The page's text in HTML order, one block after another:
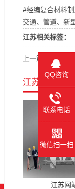
#经编复合材料
交通、管道、新
江苏相关标签：
上一篇： 江苏公
江苏相关产品
江苏网
QQ咨询
联系电话
微信扫一扫